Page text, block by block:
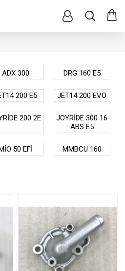
ADX 300 DRG 160 E5
200 E5 JET14 200 EVO
200 2E
JOYRİDE 300 16
ABS E5
50 EFİ MMBCU 160